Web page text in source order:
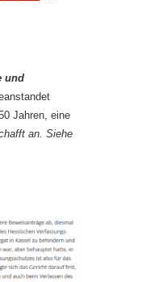
und
Jahren, eine
an. Siehe